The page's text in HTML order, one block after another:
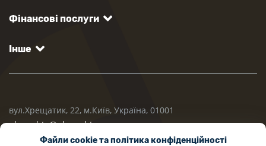
Фінансові послуги
Інше
вул.Хрещатик, 22, м.Київ, Україна, 01001
ukrposhta@ukrposhta.ua
Файли cookie та політика конфіденційності